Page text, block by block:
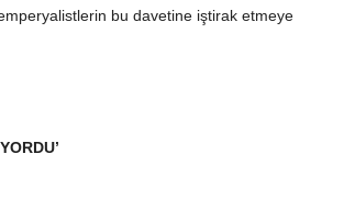
bu davetine iştirak etmeye